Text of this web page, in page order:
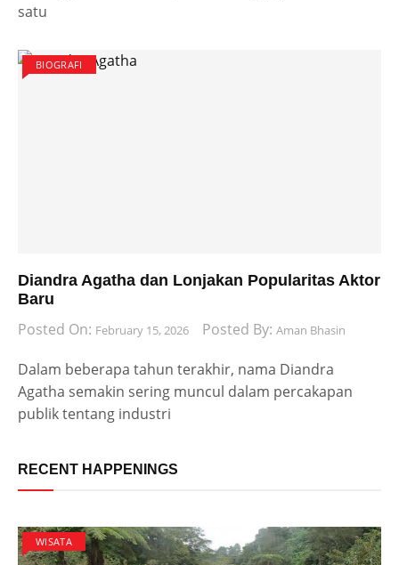
satu
BIOGRAFI
Diandra Agatha dan Lonjakan Popularitas Aktor
Baru
Posted On: February 15, 2026 Posted By: Aman Bhasin
Dalam beberapa tahun terakhir, nama Diandra
Agatha semakin sering muncul dalam percakapan
publik tentang industri
RECENT HAPPENINGS
WISATA